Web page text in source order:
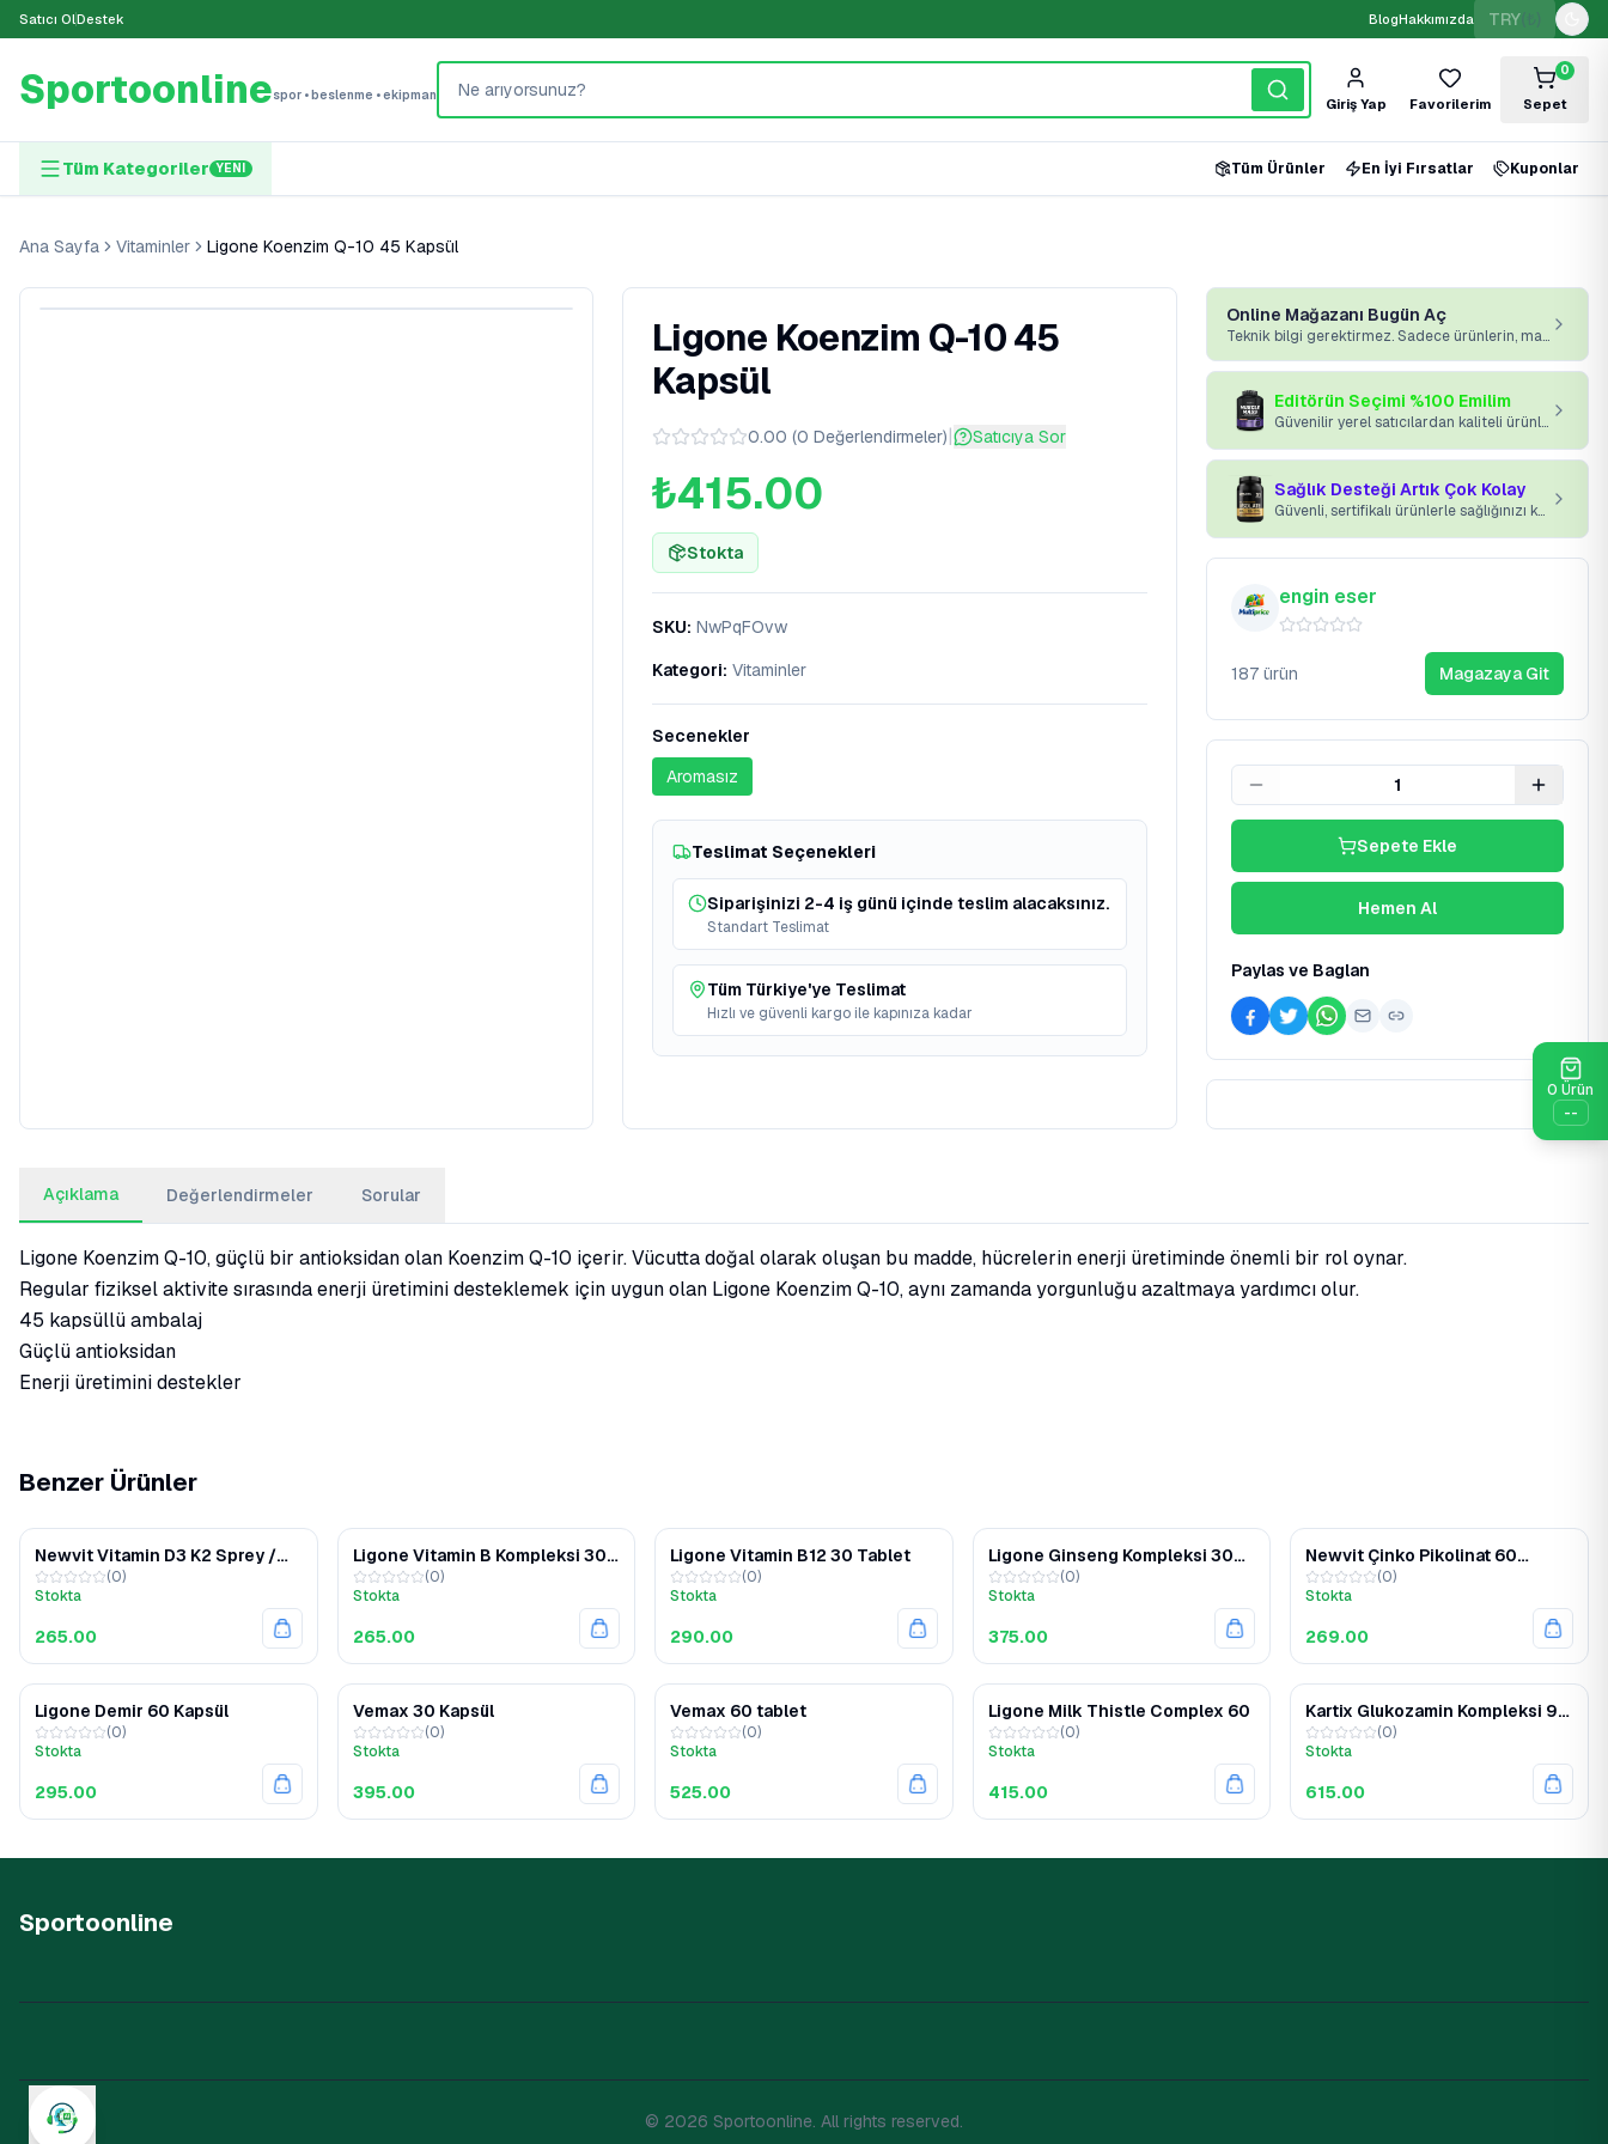
Satıcı OlDestek BlogHakkımızda TRY
Sportoonlinespor • beslenme • ekipman
Giriş Yap Favorilerim Sepet
0
Tüm Kategoriler YENI Tüm Ürünler En İyi Fırsatlar Kuponlar
Ana Sayfa Vitaminler Ligone Koenzim Q-10 45 Kapsül
Ligone Koenzim Q-10 45
Kapsül
0.00 (0 Değerlendirmeler)| Satıcıya Sor
₺415.00
Stokta
SKU: NwPqFOvw
Kategori: Vitaminler
Secenekler
Aromasız
Teslimat Seçenekleri
Siparişinizi 2-4 iş günü içinde teslim alacaksınız.
Standart Teslimat
Tüm Türkiye'ye Teslimat
Hızlı ve güvenli kargo ile kapınıza kadar
Online Mağazanı Bugün Aç
Teknik bilgi gerektirmez. Sadece ürünlerin, markan ve platformumuz yeterli.
Editörün Seçimi %100 Emilim
Güvenilir yerel satıcılardan kaliteli ürünler kapınıza gelsin.
Sağlık Desteği Artık Çok Kolay
Güvenli, sertifikalı ürünlerle sağlığınızı koruyun.
engin eser
187 ürün Magazaya Git
1
Sepete Ekle
Hemen Al
Paylas ve Baglan
Açıklama Değerlendirmeler Sorular
Ligone Koenzim Q-10, güçlü bir antioksidan olan Koenzim Q-10 içerir. Vücutta doğal olarak oluşan bu madde, hücrelerin enerji üretiminde önemli bir rol oynar.
Regular fiziksel aktivite sırasında enerji üretimini desteklemek için uygun olan Ligone Koenzim Q-10, aynı zamanda yorgunluğu azaltmaya yardımcı olur.
45 kapsüllü ambalaj
Güçlü antioksidan
Enerji üretimini destekler
Benzer Ürünler
Newvit Vitamin D3 K2 Sprey /
Damla 30 ml
(0)
Stokta
265.00
Ligone Vitamin B Kompleksi 30
Kapsül
(0)
Stokta
265.00
Ligone Vitamin B12 30 Tablet
(0)
Stokta
290.00
Ligone Ginseng Kompleksi 30
Kapsül
(0)
Stokta
375.00
Newvit Çinko Pikolinat 60
kapsül
(0)
Stokta
269.00
Ligone Demir 60 Kapsül
(0)
Stokta
295.00
Vemax 30 Kapsül
(0)
Stokta
395.00
Vemax 60 tablet
(0)
Stokta
525.00
Ligone Milk Thistle Complex 60
(0)
Stokta
415.00
Kartix Glukozamin Kompleksi 90
Tablet
(0)
Stokta
615.00
Sportoonline
© 2026 Sportoonline. All rights reserved.
0 Ürün
--